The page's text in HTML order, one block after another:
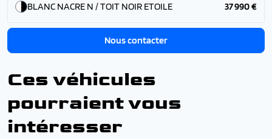
BLANC NACRE N / TOIT NOIR ETOILE 37 990 €
Nous contacter
Ces véhicules
pourraient vous
intéresser